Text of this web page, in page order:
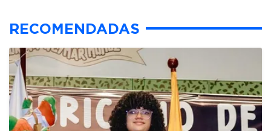
RECOMENDADAS